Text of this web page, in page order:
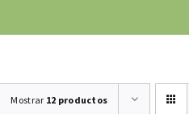
Mostrar 12 productos